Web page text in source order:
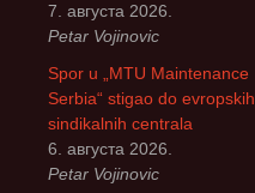
7. августа 2026.
Petar Vojinovic
Spor u „MTU Maintenance
Serbia“ stigao do evropskih
sindikalnih centrala
6. августа 2026.
Petar Vojinovic